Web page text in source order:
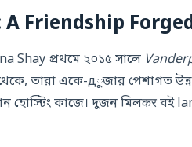
Friendship
Shay প্রথমে ২০১৫ সালে
তারা একে-дুজার পেশাগত
হোস্টিং কাজে। দুজন মিলकर বই